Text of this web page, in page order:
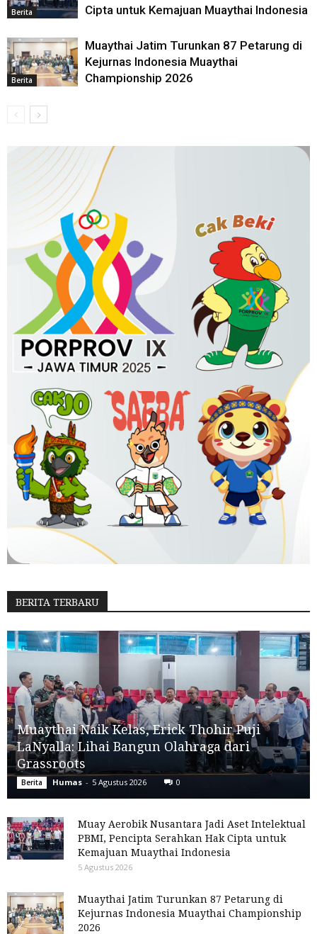
Berita
Cipta untuk Kemajuan Muaythai Indonesia
Berita
Muaythai Jatim Turunkan 87 Petarung di
Kejurnas Indonesia Muaythai
Championship 2026
BERITA TERBARU
Muaythai Naik Kelas, Erick Thohir Puji
LaNyalla: Lihai Bangun Olahraga dari
Grassroots
Berita Humas - 5 Agustus 2026 0
Muay Aerobik Nusantara Jadi Aset Intelektual
PBMI, Pencipta Serahkan Hak Cipta untuk
Kemajuan Muaythai Indonesia
5 Agustus 2026
Muaythai Jatim Turunkan 87 Petarung di
Kejurnas Indonesia Muaythai Championship
2026